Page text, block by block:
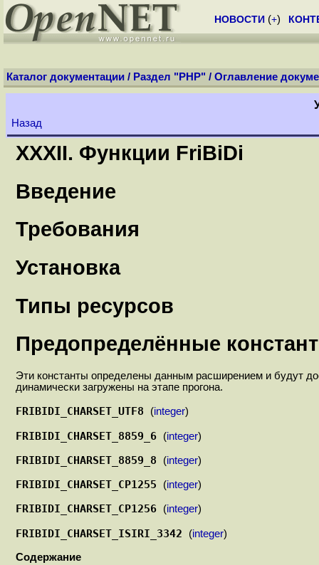
НОВОСТИ (+)
Каталог документации / Раздел "PHP" / Оглавление
Назад
XXXII. Функции FriBiDi
Введение
Требования
Установка
Типы ресурсов
Предопределённые
Эти константы определены данным расширением и будут
динамически загружены на этапе прогона.
FRIBIDI_CHARSET_UTF8 (integer)
FRIBIDI_CHARSET_8859_6 (integer)
FRIBIDI_CHARSET_8859_8 (integer)
FRIBIDI_CHARSET_CP1255 (integer)
FRIBIDI_CHARSET_CP1256 (integer)
FRIBIDI_CHARSET_ISIRI_3342 (integer)
Содержание